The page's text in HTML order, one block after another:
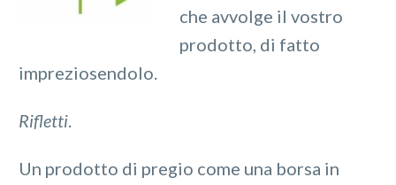
che avvolge il vostro
prodotto, di fatto
impreziosendolo.
Rifletti.
Un prodotto di pregio come una borsa in